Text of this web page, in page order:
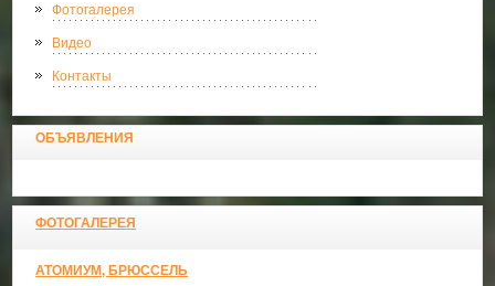
Фотогалерея
Видео
Контакты
ОБЪЯВЛЕНИЯ
ФОТОГАЛЕРЕЯ
АТОМИУМ, БРЮССЕЛЬ